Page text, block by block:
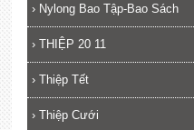
› Nylong Bao Tập-Bao Sách
› THIỆP 20 11
› Thiệp Tết
› Thiệp Cưới